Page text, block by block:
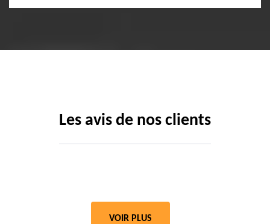
Les avis de nos clients
VOIR PLUS